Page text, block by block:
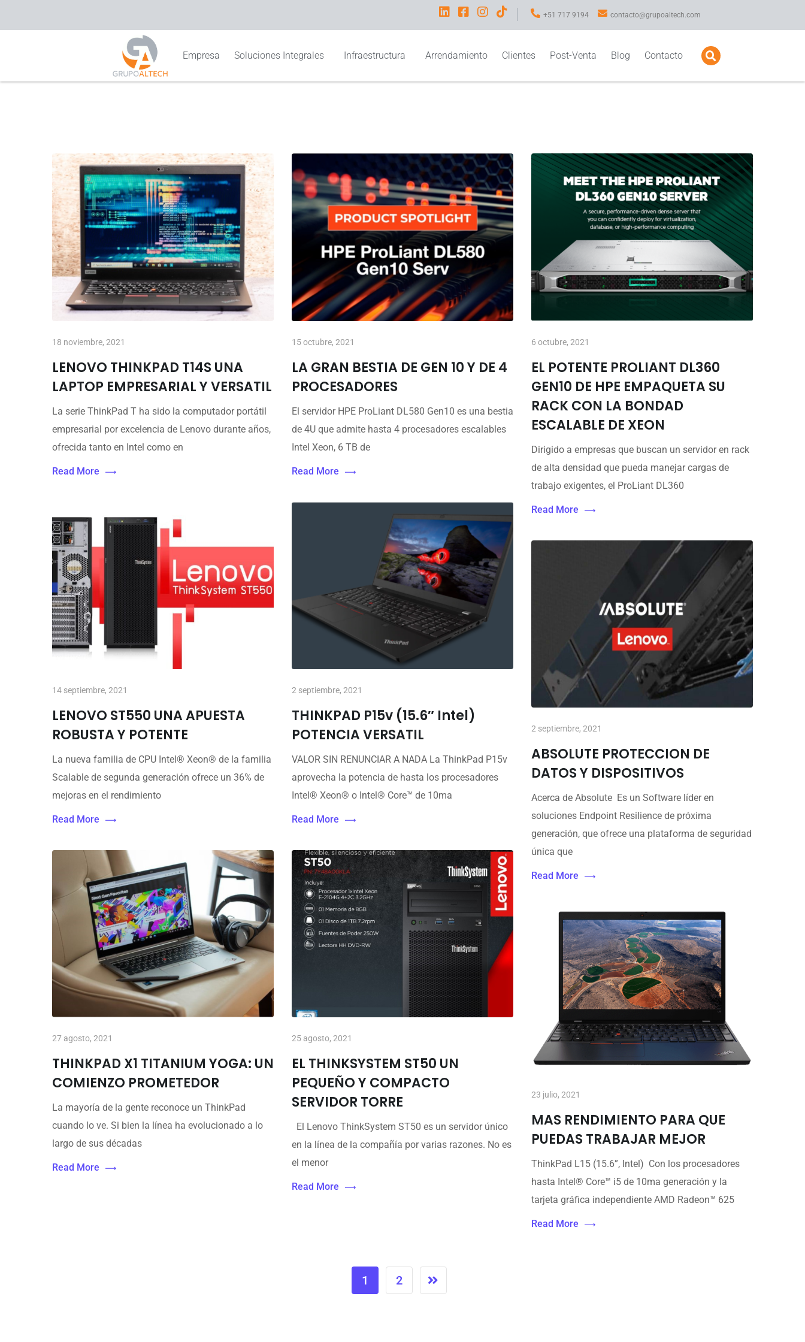
I +51 717 9194 contacto@grupoaltech.com
Empresa Soluciones Integrales Infraestructura Arrendamiento Clientes Post-Venta Blog Contacto
18 noviembre, 2021
LENOVO THINKPAD T14S UNA
LAPTOP EMPRESARIAL Y VERSATIL
La serie ThinkPad T ha sido la computador portátil
empresarial por excelencia de Lenovo durante años,
ofrecida tanto en Intel como en
Read More
15 octubre, 2021
LA GRAN BESTIA DE GEN 10 Y DE 4
PROCESADORES
El servidor HPE ProLiant DL580 Gen10 es una bestia
de 4U que admite hasta 4 procesadores escalables
Intel Xeon, 6 TB de
Read More
6 octubre, 2021
EL POTENTE PROLIANT DL360
GEN10 DE HPE EMPAQUETA SU
RACK CON LA BONDAD
ESCALABLE DE XEON
Dirigido a empresas que buscan un servidor en rack
de alta densidad que pueda manejar cargas de
trabajo exigentes, el ProLiant DL360
Read More
14 septiembre, 2021
LENOVO ST550 UNA APUESTA
ROBUSTA Y POTENTE
La nueva familia de CPU Intel® Xeon® de la familia
Scalable de segunda generación ofrece un 36% de
mejoras en el rendimiento
Read More
2 septiembre, 2021
THINKPAD P15v (15.6″ Intel)
POTENCIA VERSATIL
VALOR SIN RENUNCIAR A NADA La ThinkPad P15v
aprovecha la potencia de hasta los procesadores
Intel® Xeon® o Intel® Core™ de 10ma
Read More
2 septiembre, 2021
ABSOLUTE PROTECCION DE
DATOS Y DISPOSITIVOS
Acerca de Absolute Es un Software líder en
soluciones Endpoint Resilience de próxima
generación, que ofrece una plataforma de seguridad
única que
Read More
27 agosto, 2021
THINKPAD X1 TITANIUM YOGA: UN
COMIENZO PROMETEDOR
La mayoría de la gente reconoce un ThinkPad
cuando lo ve. Si bien la línea ha evolucionado a lo
largo de sus décadas
Read More
25 agosto, 2021
EL THINKSYSTEM ST50 UN
PEQUEÑO Y COMPACTO
SERVIDOR TORRE
El Lenovo ThinkSystem ST50 es un servidor único
en la línea de la compañía por varias razones. No es
el menor
Read More
23 julio, 2021
MAS RENDIMIENTO PARA QUE
PUEDAS TRABAJAR MEJOR
ThinkPad L15 (15.6”, Intel) Con los procesadores
hasta Intel® Core™ i5 de 10ma generación y la
tarjeta gráfica independiente AMD Radeon™ 625
Read More
1 2